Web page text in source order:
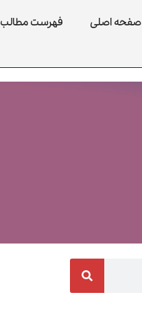
صفحه اصلی فهرست مطالب